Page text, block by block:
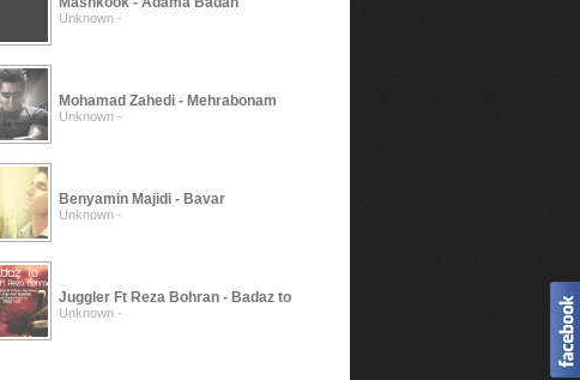
Unknown -
Mohamad Zahedi - Mehrabonam
Unknown -
Benyamin Majidi - Bavar
Unknown -
Juggler Ft Reza Bohran - Badaz to
Unknown -